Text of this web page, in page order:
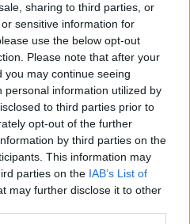
sharing to third parties, or
sensitive information for
use the below opt-out
Please note that after your
may continue seeing
personal information utilized by
to third parties prior to
opt-out of the further
by third parties on the
This information may
parties on the IAB’s List of
may further disclose it to other
a friss hírekről a
Követem